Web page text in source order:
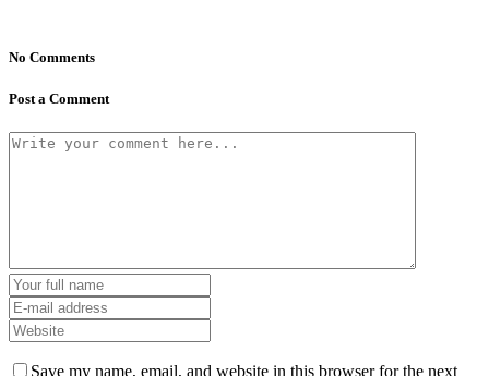
No Comments
Post a Comment
Save my name, email, and website in this browser for the next